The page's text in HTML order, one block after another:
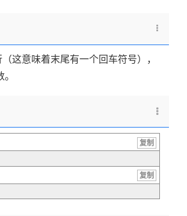
这意味着末尾有一个回车符号），
复制
复制